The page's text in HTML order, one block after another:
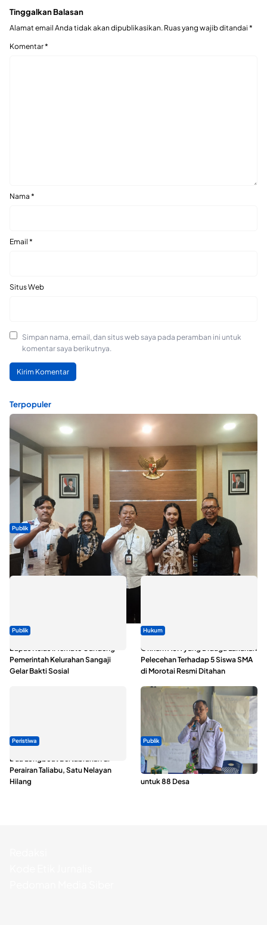
Tinggalkan Balasan
Alamat email Anda tidak akan dipublikasikan. Ruas yang wajib ditandai *
Komentar*
Nama *
Email *
Situs Web
Simpan nama, email, dan situs web saya pada peramban ini untuk
komentar saya berikutnya.
Terpopuler
Publik
Dua Talenta Muda Ternate Wakili Maluku Utara di Gita Bahana
Nusantara 2026
Publik
Bapas Kelas II Ternate Gandeng
Pemerintah Kelurahan Sangaji
Gelar Bakti Sosial
Hukum
Oknum ASN yang Diduga Lakukan
Pelecehan Terhadap 5 Siswa SMA
di Morotai Resmi Ditahan
Peristiwa
Dua Longboat Bertabrakan di
Perairan Taliabu, Satu Nelayan
Hilang
Publik
ABDESI Morotai Apresiasi
Penyaluran ADD Rp3,13 Miliar
untuk 88 Desa